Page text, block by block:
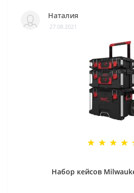
Наталия
27.08.2021
Набор кейсов